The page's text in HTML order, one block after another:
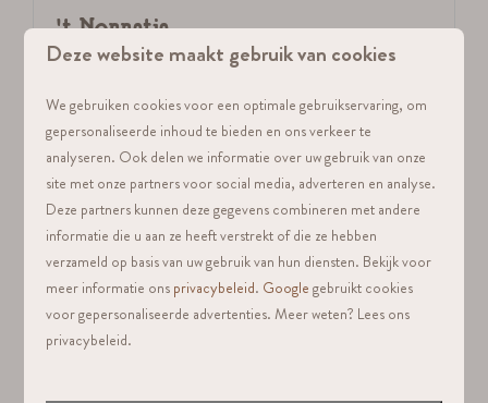
't Nonnetje
't Nonnetje is een sfeervol en intiem restaurant
aan de historische Vischmarkt in de oude
binnenstad van Harderwijk.
Meer
In de omgeving: 5km
Deze website maakt gebruik van cookies
We gebruiken cookies voor een optimale gebruikservaring, om
gepersonaliseerde inhoud te bieden en ons verkeer te
analyseren. Ook delen we informatie over uw gebruik van onze
site met onze partners voor social media, adverteren en analyse.
Deze partners kunnen deze gegevens combineren met andere
informatie die u aan ze heeft verstrekt of die ze hebben
verzameld op basis van uw gebruik van hun diensten. Bekijk voor
meer informatie ons privacybeleid. Google gebruikt cookies
voor gepersonaliseerde advertenties. Meer weten? Lees ons
privacybeleid.